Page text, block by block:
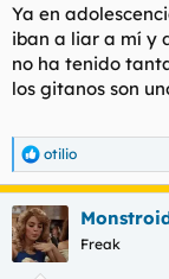
Ya en
iban a liar a mí y
no ha tenido
los gitanos son
R
e
a
c
c
i
otilio
Freak